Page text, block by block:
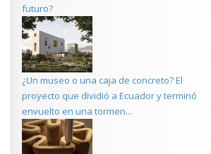
futuro?
¿Un museo o una caja de concreto? El
proyecto que dividió a Ecuador y terminó
envuelto en una tormen...